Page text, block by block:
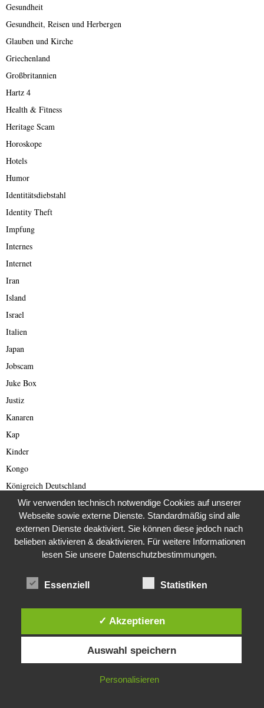
Gesundheit
Gesundheit, Reisen und Herbergen
Glauben und Kirche
Griechenland
Großbritannien
Hartz 4
Health & Fitness
Heritage Scam
Horoskope
Hotels
Humor
Identitätsdiebstahl
Identity Theft
Impfung
Internes
Internet
Iran
Island
Israel
Italien
Japan
Jobscam
Juke Box
Justiz
Kanaren
Kap
Kinder
Kongo
Königreich Deutschland
Kriminalfälle
Kriminalgeschichte
Kriminalität
Kurzmeldungen
Letzte Generation
Diese Website verwendet Cookies. Durch die weitere Nutzung dieser
Website stimmst du der Verwendung von Cookies zu.
IN ORDNUNG
Wir verwenden technisch notwendige Cookies auf unserer
Webseite sowie externe Dienste. Standardmäßig sind alle
externen Dienste deaktiviert. Sie können diese jedoch nach
belieben aktivieren & deaktivieren. Für weitere Informationen
lesen Sie unsere Datenschutzbestimmungen.
Essenziell Statistiken
✓ Akzeptieren
Auswahl speichern
Personalisieren